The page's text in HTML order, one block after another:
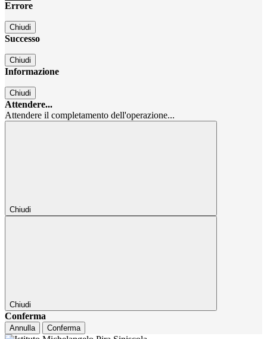
Errore
Chiudi
Successo
Chiudi
Informazione
Chiudi
Attendere...
Attendere il completamento dell'operazione...
Chiudi
Chiudi
Conferma
Annulla Conferma